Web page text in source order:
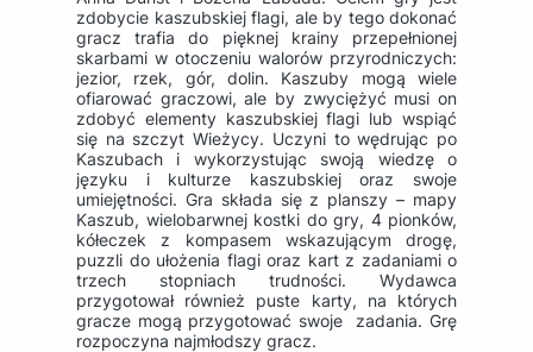
zdobycie kaszubskiej flagi, ale by tego dokonać
gracz trafia do pięknej krainy przepełnionej
skarbami w otoczeniu walorów przyrodniczych:
jezior, rzek, gór, dolin. Kaszuby mogą wiele
ofiarować graczowi, ale by zwyciężyć musi on
zdobyć elementy kaszubskiej flagi lub wspiąć
się na szczyt Wieżycy. Uczyni to wędrując po
Kaszubach i wykorzystując swoją wiedzę o
języku i kulturze kaszubskiej oraz swoje
umiejętności. Gra składa się z planszy – mapy
Kaszub, wielobarwnej kostki do gry, 4 pionków,
kółeczek z kompasem wskazującym drogę,
puzzli do ułożenia flagi oraz kart z zadaniami o
trzech stopniach trudności. Wydawca
przygotował również puste karty, na których
gracze mogą przygotować swoje zadania. Grę
rozpoczyna najmłodszy gracz.